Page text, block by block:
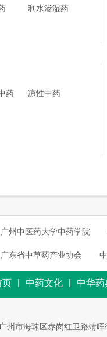
利水渗湿药
药
凉性中药
广州中医药大学中药学院
广东省中草药产业协会
页 | 中药文化 | 中华药
州市海珠区赤岗红卫路靖晖